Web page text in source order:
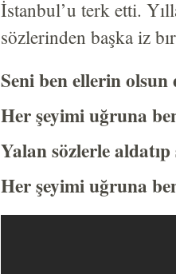
İstanbul’u terk etti.
sözlerinden başka iz
Seni ben ellerin olsun
Her şeyimi uğruna
Yalan sözlerle
Her şeyimi uğruna